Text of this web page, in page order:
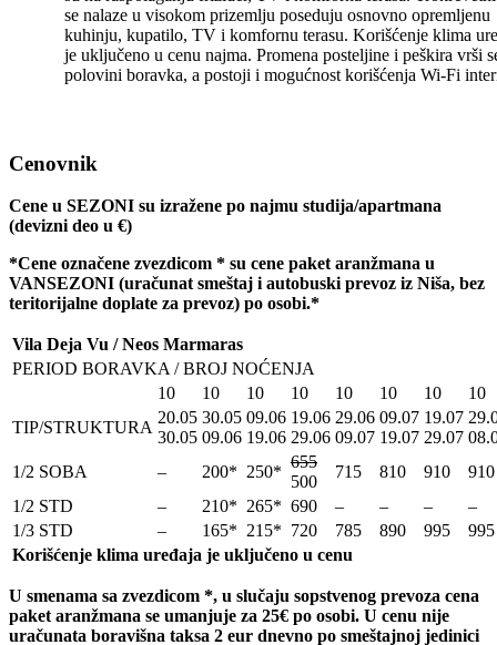
se nalaze u visokom prizemlju poseduju osnovno opremljenu
kuhinju, kupatilo, TV i komfornu terasu. Korišćenje klima
je uključeno u cenu najma. Promena posteljine i peškira vrši
polovini boravka, a postoji i mogućnost korišćenja Wi-Fi
Cenovnik
Cene u SEZONI su izražene po najmu studija/apartmana
(devizni deo u €)
*Cene označene zvezdicom * su cene paket aranžmana u
VANSEZONI (uračunat smeštaj i autobuski prevoz iz Niša, bez
teritorijalne doplate za prevoz) po osobi.*
Vila Deja Vu / Neos Marmaras
PERIOD BORAVKA / BROJ NOĆENJA
10
10 10 10 10 10 10
10
TIP/STRUKTURA
20.05
30.05
30.05
09.06
09.06
19.06
19.06
29.06
29.06
09.07
09.07
19.07
19.07
29.07
1/2 SOBA
– 200* 250*
655
500
715 810 910
910
1/2 STD
– 210* 265* 690 – – –
–
1/3 STD
– 165* 215* 720 785 890 995
995
Korišćenje klima uređaja je uključeno u cenu
U smenama sa zvezdicom *, u slučaju sopstvenog prevoza cena
paket aranžmana se umanjuje za 25€ po osobi. U cenu nije
uračunata boravišna taksa 2 eur dnevno po smeštajnoj jedinici